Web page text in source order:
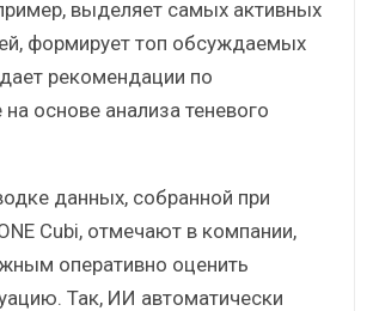
выделяет самых активных
формирует топ обсуждаемых
рекомендации по
основе анализа теневого
данных, собранной при
Cubi, отмечают в компании,
оперативно оценить
Так, ИИ автоматически